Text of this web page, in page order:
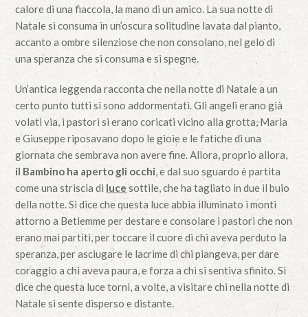
calore di una fiaccola, la mano di un amico. La sua notte di
Natale si consuma in un’oscura solitudine lavata dal pianto,
accanto a ombre silenziose che non consolano, nel gelo di
una speranza che si consuma e si spegne.
Un’antica leggenda racconta che nella notte di Natale a un
certo punto tutti si sono addormentati. Gli angeli erano già
volati via, i pastori si erano coricati vicino alla grotta, Maria
e Giuseppe riposavano dopo le gioie e le fatiche di una
giornata che sembrava non avere fine. Allora, proprio allora,
il Bambino ha aperto gli occhi, e dal suo sguardo è partita
come una striscia di luce sottile, che ha tagliato in due il buio
della notte. Si dice che questa luce abbia illuminato i monti
attorno a Betlemme per destare e consolare i pastori che non
erano mai partiti, per toccare il cuore di chi aveva perduto la
speranza, per asciugare le lacrime di chi piangeva, per dare
coraggio a chi aveva paura, e forza a chi si sentiva sfinito. Si
dice che questa luce torni, a volte, a visitare chi nella notte di
Natale si sente disperso e distante.